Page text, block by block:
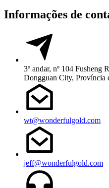
Informações de
3º andar, nº 104 Fusheng
Dongguan City, Província
wt@wonderfulgold.com
jeff@wonderfulgold.com